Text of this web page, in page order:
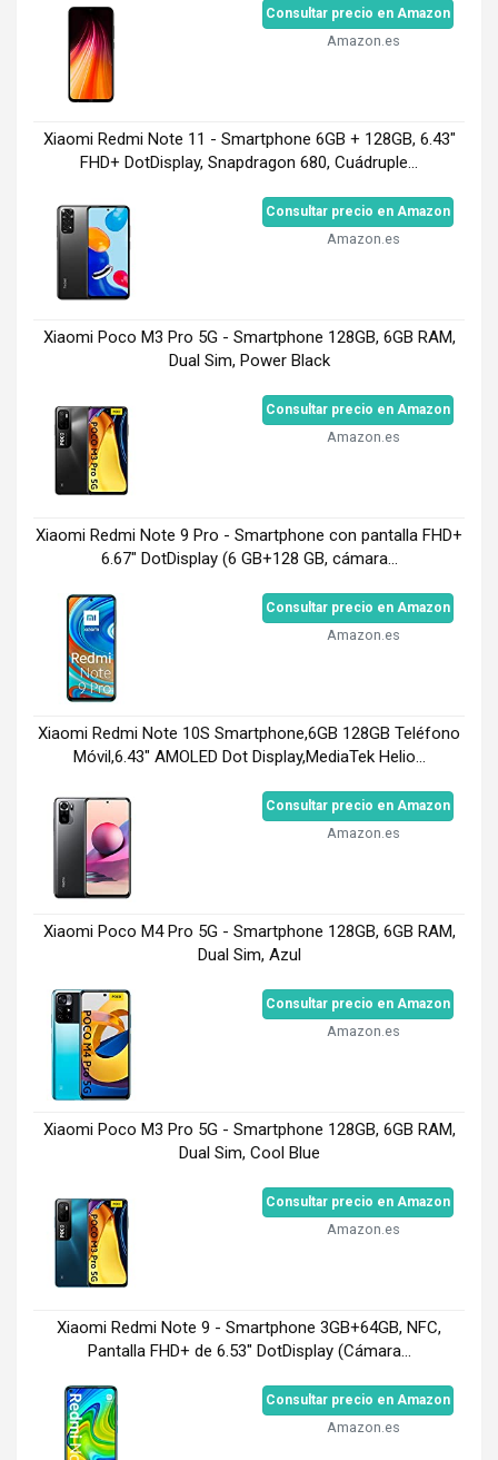
Consultar precio en Amazon
Amazon.es
Xiaomi Redmi Note 11 - Smartphone 6GB + 128GB, 6.43"
FHD+ DotDisplay, Snapdragon 680, Cuádruple...
Consultar precio en Amazon
Amazon.es
Xiaomi Poco M3 Pro 5G - Smartphone 128GB, 6GB RAM,
Dual Sim, Power Black
Consultar precio en Amazon
Amazon.es
Xiaomi Redmi Note 9 Pro - Smartphone con pantalla FHD+
6.67" DotDisplay (6 GB+128 GB, cámara...
Consultar precio en Amazon
Amazon.es
Xiaomi Redmi Note 10S Smartphone,6GB 128GB Teléfono
Móvil,6.43" AMOLED Dot Display,MediaTek Helio...
Consultar precio en Amazon
Amazon.es
Xiaomi Poco M4 Pro 5G - Smartphone 128GB, 6GB RAM,
Dual Sim, Azul
Consultar precio en Amazon
Amazon.es
Xiaomi Poco M3 Pro 5G - Smartphone 128GB, 6GB RAM,
Dual Sim, Cool Blue
Consultar precio en Amazon
Amazon.es
Xiaomi Redmi Note 9 - Smartphone 3GB+64GB, NFC,
Pantalla FHD+ de 6.53" DotDisplay (Cámara...
Consultar precio en Amazon
Amazon.es